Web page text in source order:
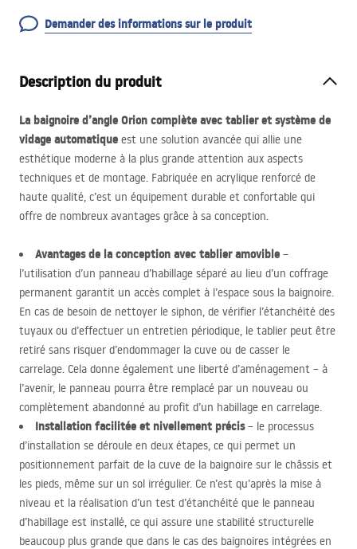
Demander des informations sur le produit
Description du produit
La baignoire d’angle Orion complète avec tablier et système de
vidage automatique est une solution avancée qui allie une
esthétique moderne à la plus grande attention aux aspects
techniques et de montage. Fabriquée en acrylique renforcé de
haute qualité, c’est un équipement durable et confortable qui
offre de nombreux avantages grâce à sa conception.
Avantages de la conception avec tablier amovible –
l’utilisation d’un panneau d’habillage séparé au lieu d’un coffrage
permanent garantit un accès complet à l’espace sous la baignoire.
En cas de besoin de nettoyer le siphon, de vérifier l’étanchéité des
tuyaux ou d’effectuer un entretien périodique, le tablier peut être
retiré sans risquer d’endommager la cuve ou de casser le
carrelage. Cela donne également une liberté d’aménagement – à
l’avenir, le panneau pourra être remplacé par un nouveau ou
complètement abandonné au profit d’un habillage en carrelage.
Installation facilitée et nivellement précis– le processus
d’installation se déroule en deux étapes, ce qui permet un
positionnement parfait de la cuve de la baignoire sur le châssis et
les pieds, même sur un sol irrégulier. Ce n’est qu’après la mise à
niveau et la réalisation d’un test d’étanchéité que le panneau
d’habillage est installé, ce qui assure une stabilité structurelle
beaucoup plus grande que dans le cas des baignoires intégrées en